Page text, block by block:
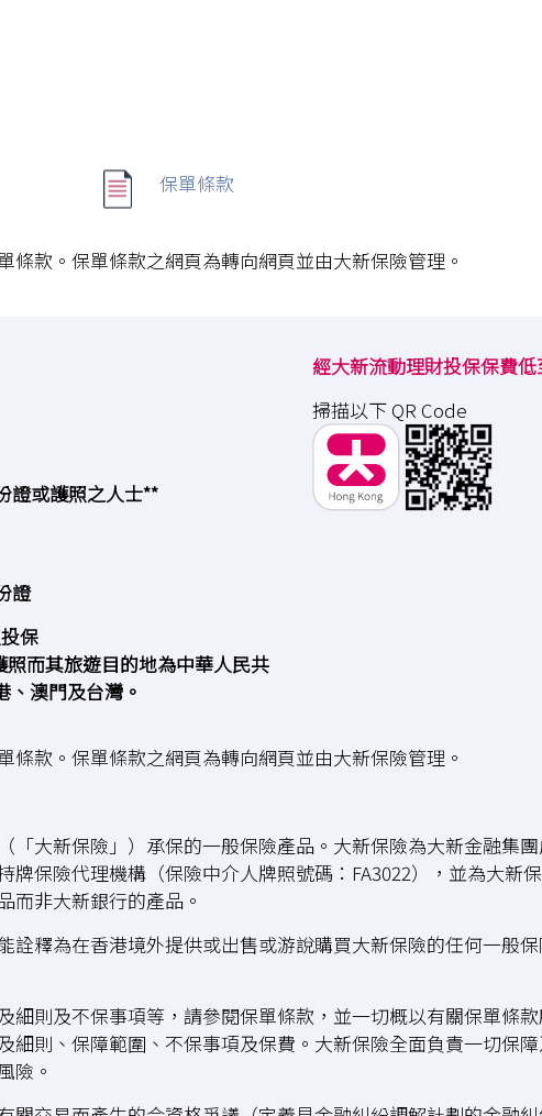
保單條款
款。保單條款之網頁為轉向網頁並由大新保險管理。
證或護照之人士**
證
保
而其旅遊目的地為中華人民共
澳門及台灣。
經大新流動理財投保保費低
掃描以下 QR Code
款。保單條款之網頁為轉向網頁並由大新保險管理。
「大新保險」）承保的一般保險產品。大新保險為大新金融集
牌保險代理機構（保險中介人牌照號碼：FA3022），並為大新
而非大新銀行的產品。
詮釋為在香港境外提供或出售或游說購買大新保險的任何一般
細則及不保事項等，請參閱保單條款，並一切概以有關保單條
細則、保障範圍、不保事項及保費。大新保險全面負責一切保
險。